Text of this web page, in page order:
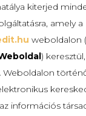
kiterjed
amely a
weboldalon
)
Weboldalon
információs